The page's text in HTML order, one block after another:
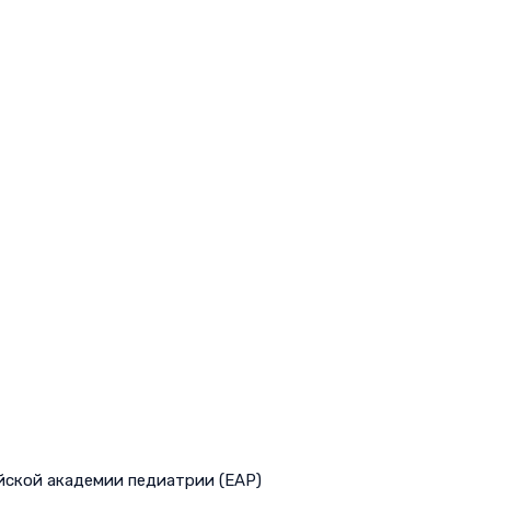
академии педиатрии (EAP)